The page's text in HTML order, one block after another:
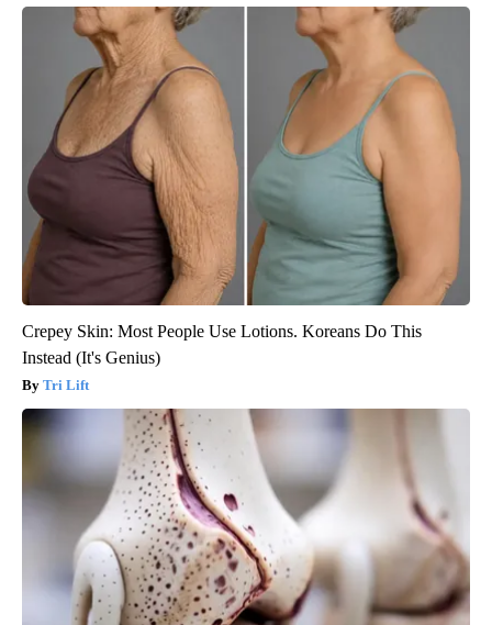
Crepey Skin: Most People Use Lotions. Koreans Do This
Instead (It's Genius)
Tri Lift